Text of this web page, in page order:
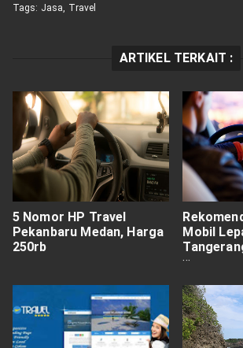
Tags: Jasa, Travel
ARTIKEL TERKAIT :
5 Nomor HP Travel
Pekanbaru Medan, Harga
250rb
Mobil
Jaya Abadi